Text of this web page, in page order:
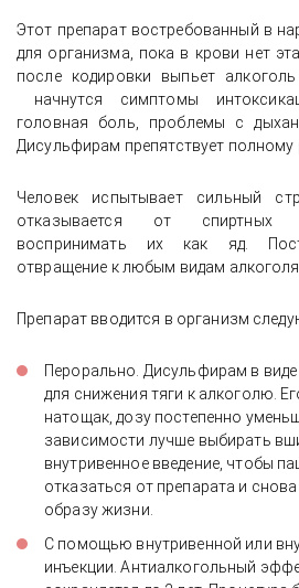
Этот препарат востребованный в
для организма, пока в крови нет
после кодировки выпьет
начнутся симптомы
головная боль, проблемы с
Дисульфирам препятствует
Человек испытывает сильный
отказывается от спиртных
воспринимать их как яд.
отвращение к любым видам алкоголя.
Препарат вводится в организм
Перорально. Дисульфирам в
для снижения тяги к алкоголю.
натощак, дозу постепенно
зависимости лучше выбирать
внутривенное введение, чтобы
отказаться от препарата и
образу жизни.
С помощью внутривенной или
инъекции. Антиалкогольный